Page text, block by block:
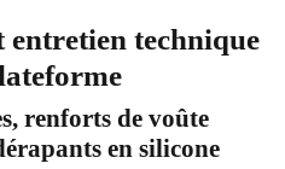
technique
renforts de voûte
en silicone